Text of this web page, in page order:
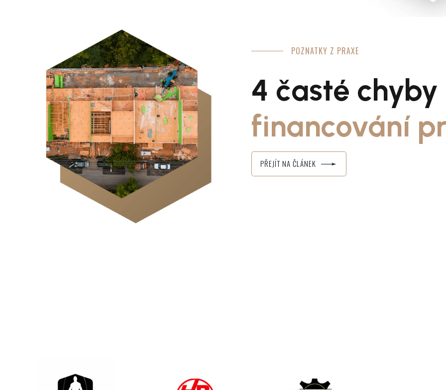
POZNATKY Z PRAXE
4 časté chyby
financování
PŘEJÍT NA ČLÁNEK